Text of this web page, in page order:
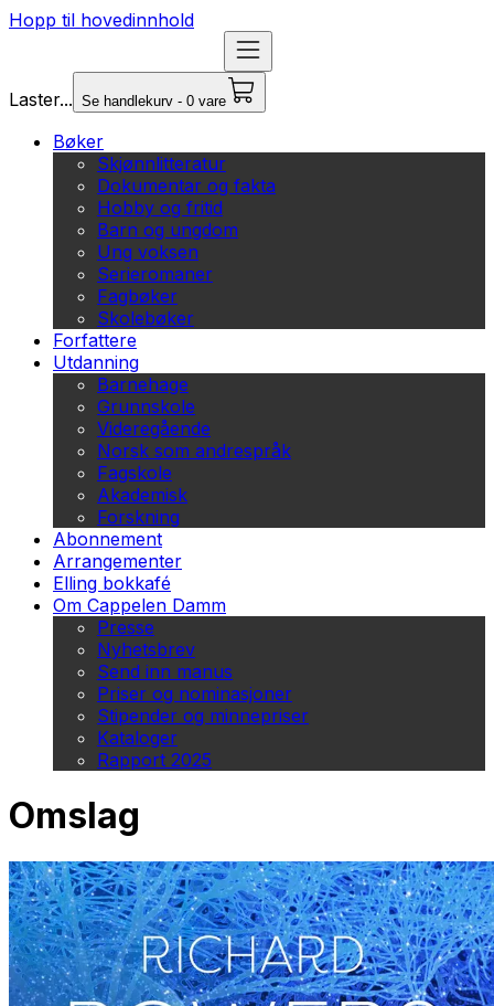
Hopp til hovedinnhold
Laster... Se handlekurv - 0 vare
Bøker
Skjønnlitteratur
Dokumentar og fakta
Hobby og fritid
Barn og ungdom
Ung voksen
Serieromaner
Fagbøker
Skolebøker
Forfattere
Utdanning
Barnehage
Grunnskole
Videregående
Norsk som andrespråk
Fagskole
Akademisk
Forskning
Abonnement
Arrangementer
Elling bokkafé
Om Cappelen Damm
Presse
Nyhetsbrev
Send inn manus
Priser og nominasjoner
Stipender og minnepriser
Kataloger
Rapport 2025
Omslag